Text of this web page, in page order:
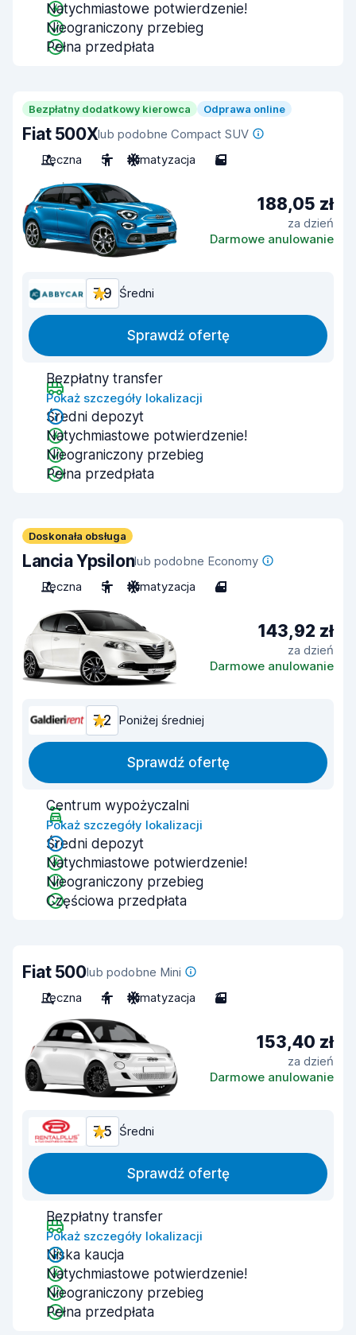
Natychmiastowe potwierdzenie!
Nieograniczony przebieg
Pełna przedpłata
Bezpłatny dodatkowy kierowca Odprawa online
Fiat 500Xlub podobne Compact SUV
Ręczna
5 Klimatyzacja 5
188,05 zł
za dzień
Darmowe anulowanie
7,9 Średni
Sprawdź ofertę
Bezpłatny transfer
Pokaż szczegóły lokalizacji
Średni depozyt
Natychmiastowe potwierdzenie!
Nieograniczony przebieg
Pełna przedpłata
Doskonała obsługa
Lancia Ypsilonlub podobne Economy
Ręczna
5 Klimatyzacja 4
143,92 zł
za dzień
Darmowe anulowanie
7,2 Poniżej średniej
Sprawdź ofertę
Centrum wypożyczalni
Pokaż szczegóły lokalizacji
Średni depozyt
Natychmiastowe potwierdzenie!
Nieograniczony przebieg
Częściowa przedpłata
Fiat 500lub podobne Mini
Ręczna
4 Klimatyzacja 3
153,40 zł
za dzień
Darmowe anulowanie
7,5 Średni
Sprawdź ofertę
Bezpłatny transfer
Pokaż szczegóły lokalizacji
Niska kaucja
Natychmiastowe potwierdzenie!
Nieograniczony przebieg
Pełna przedpłata